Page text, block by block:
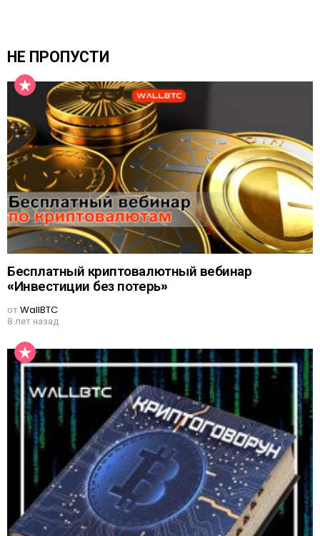
НЕ ПРОПУСТИ
Бесплатный криптовалютный вебинар
«Инвестиции без потерь»
отWallBTC
8 лет назад